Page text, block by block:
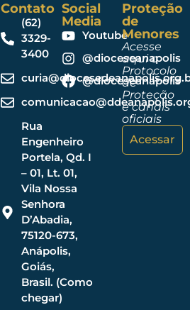
Contato
(62)
3329-
3400
Rua
Engenheiro
Portela, Qd. I
– 01, Lt. 01,
Vila Nossa
Senhora
D’Abadia,
75120-673,
Anápolis,
Goiás,
Brasil. (Como
chegar)
Social
Media
Youtube
@dioceseanapolis
@dioceseanapolis
Proteção
de
Menores
Acesse
aqui o
Protocolo
de
Proteção
e canais
oficiais
Acessar